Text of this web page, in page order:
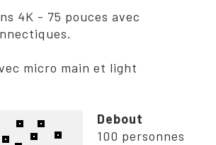
4K - 75 pouces avec
micro main et light
Debout
100 personnes